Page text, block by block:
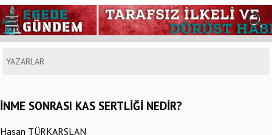
YAZARLAR
İNME SONRASI KAS SERTLİĞİ NEDİR?
Hasan TÜRKARSLAN